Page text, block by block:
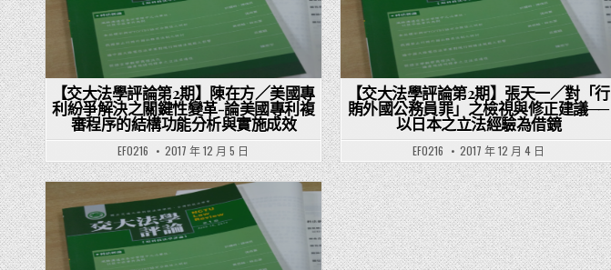
【交大法學評論第2期】陳在方／美國專
利紛爭解決之關鍵性變革-論美國專利複
審程序的結構功能分析與實施成效
EF0216 2017 年 12 月 5 日
【交大法學評論第2期】張天一／對「行
賄外國公務員罪」之檢視與修正建議──
以日本之立法經驗為借鏡
EF0216 2017 年 12 月 4 日
Posted in